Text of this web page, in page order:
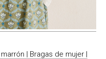
| Bragas de mujer |